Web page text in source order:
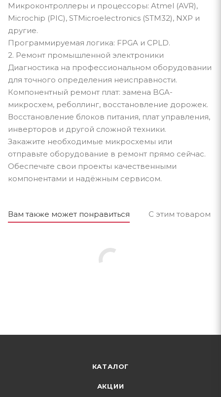
Микроконтроллеры и процессоры: Atmel (AVR),
Microchip (PIC), STMicroelectronics (STM32), NXP и
другие.
Программируемая логика: FPGA и CPLD.
2. Ремонт промышленной электроники
Диагностика на профессиональном оборудовании
для точного определения неисправности.
Компонентный ремонт плат: замена BGA-
микросхем, реболлинг, восстановление дорожек.
Восстановление блоков питания, плат управления,
инверторов и другой сложной техники.
Закажите необходимые микросхемы или
отправьте оборудование в ремонт прямо сейчас.
Обеспечьте свои проекты качественными
компонентами и надёжным сервисом.
Вам также может понравиться С этим товаром
КАТАЛОГ
АКЦИИ